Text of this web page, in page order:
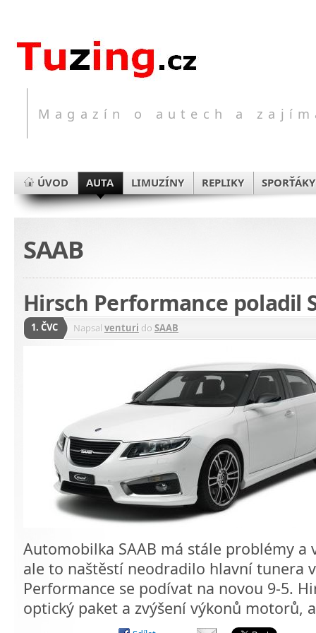
Magazín o autech a
ÚVOD AUTA LIMUZÍNY REPLIKY SPORŤÁKY
SAAB
Hirsch Performance poladil
1. ČVC Napsal venturi do SAAB
Automobilka SAAB má stále problémy
ale to naštěstí neodradilo hlavní tunera
Performance se podívat na novou 9-5.
optický paket a zvýšení výkonů motorů,